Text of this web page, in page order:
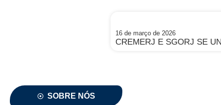
16 de março de 2026
CREMERJ E SGORJ SE
SOBRE NÓS